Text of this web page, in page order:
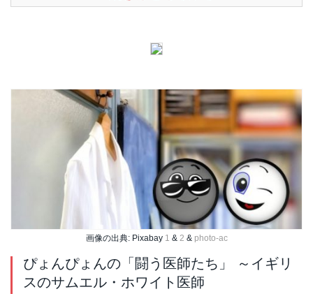
画像の出典: Pixabay 1 & 2 & photo-ac
ぴょんぴょんの「闘う医師たち」 ～イギリ
スのサムエル・ホワイト医師